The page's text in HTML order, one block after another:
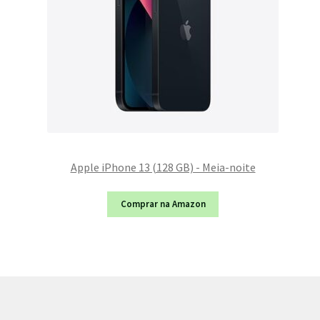
Apple iPhone 13 (128 GB) - Meia-noite
Comprar na Amazon